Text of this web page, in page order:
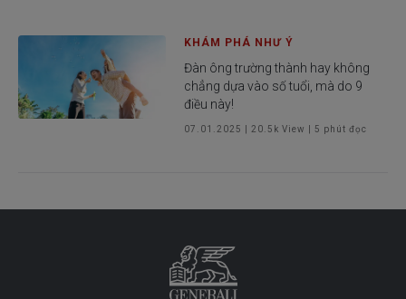
KHÁM PHÁ NHƯ Ý
Đàn ông trường thành hay không
chẳng dựa vào số tuổi, mà do 9
điều này!
07.01.2025 20.5k View |5 phút đọc